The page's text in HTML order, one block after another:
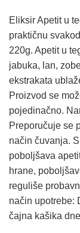
Eliksir Apetit u
praktičnu
220g. Apetit u
jabuka, lan,
ekstrakata
Proizvod se
pojedinačno.
Preporučuje se
način čuvanja.
poboljšava
hrane,
reguliše
način upotrebe:
čajna kašika